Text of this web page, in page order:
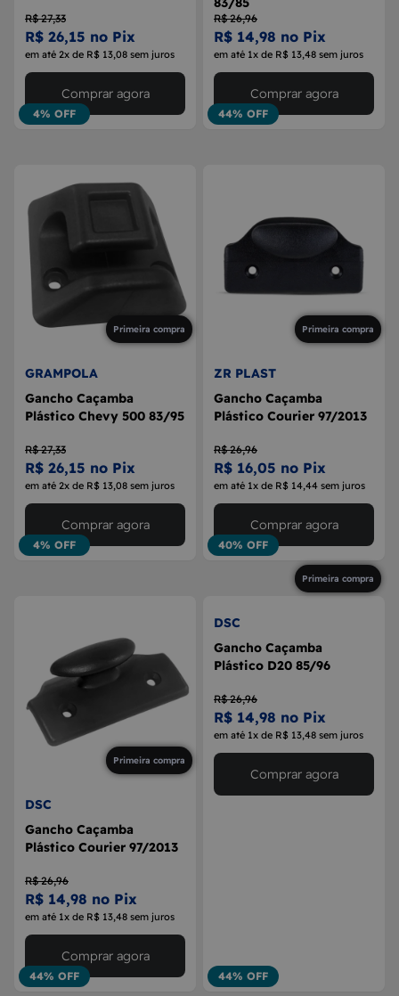
R$ 27,33
R$ 26,15 no Pix
em até 2x de R$ 13,08 sem juros
4% OFF
Comprar agora
R$ 26,96
R$ 14,98 no Pix
em até 1x de R$ 13,48 sem juros
44% OFF
Comprar agora
Primeira compra
GRAMPOLA
Gancho Caçamba
Plástico Chevy 500 83/95
R$ 27,33
R$ 26,15 no Pix
em até 2x de R$ 13,08 sem juros
4% OFF
Comprar agora
Primeira compra
ZR PLAST
Gancho Caçamba
Plástico Courier 97/2013
R$ 26,96
R$ 16,05 no Pix
em até 1x de R$ 14,44 sem juros
40% OFF
Comprar agora
Primeira compra
DSC
Gancho Caçamba
Plástico Courier 97/2013
R$ 26,96
R$ 14,98 no Pix
em até 1x de R$ 13,48 sem juros
44% OFF
Comprar agora
Primeira compra
DSC
Gancho Caçamba
Plástico D20 85/96
R$ 26,96
R$ 14,98 no Pix
em até 1x de R$ 13,48 sem juros
44% OFF
Comprar agora